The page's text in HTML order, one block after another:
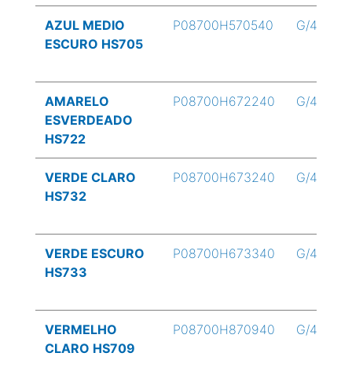
AZUL MEDIO
ESCURO HS705
P08700H570540 G/4
AMARELO
ESVERDEADO
HS722
P08700H672240 G/4
VERDE CLARO
HS732
P08700H673240 G/4
VERDE ESCURO
HS733
P08700H673340 G/4
VERMELHO
CLARO HS709
P08700H870940 G/4